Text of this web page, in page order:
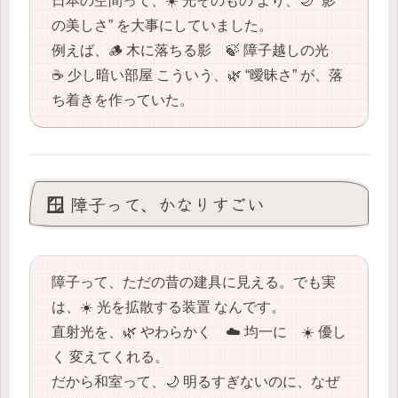
の美しさ” を大事にしていました。
例えば、🪵 木に落ちる影 🍃 障子越しの光
☕️ 少し暗い部屋 こういう、🌿 “曖昧さ” が、落
ち着きを作っていた。
🪟 障子って、かなりすごい
障子って、ただの昔の建具に見える。でも実
は、☀️ 光を拡散する装置 なんです。
直射光を、🌿 やわらかく ☁️ 均一に ☀️ 優し
く 変えてくれる。
だから和室って、🌙 明るすぎないのに、なぜ